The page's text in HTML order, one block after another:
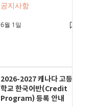
공지사항
6월 1일
2026-2027 캐나다 고등
학교 한국어반(Credit
Program) 등록 안내